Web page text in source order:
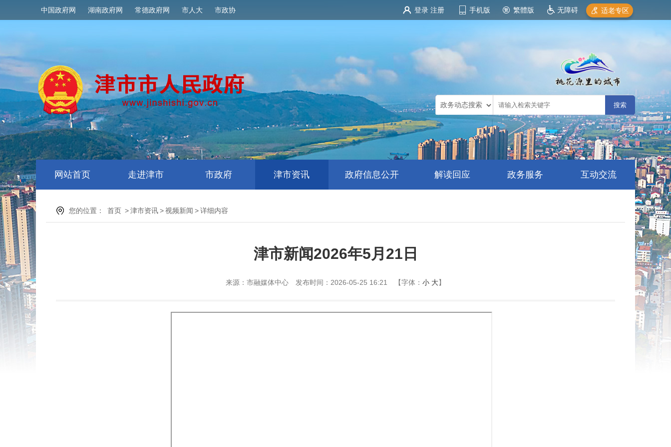
中国政府网 湖南政府网 常德政府网 市人大 市政协 登录 注册 手机版 繁體版 无障碍 适老专区
网站首页 走进津市 市政府 津市资讯 政府信息公开 解读回应 政务服务 互动交流
您的位置： 首页 >津市资讯>视频新闻 >详细内容
津市新闻2026年5月21日
来源：市融媒体中心 发布时间：2026-05-25 16:21 【字体： 小 大】